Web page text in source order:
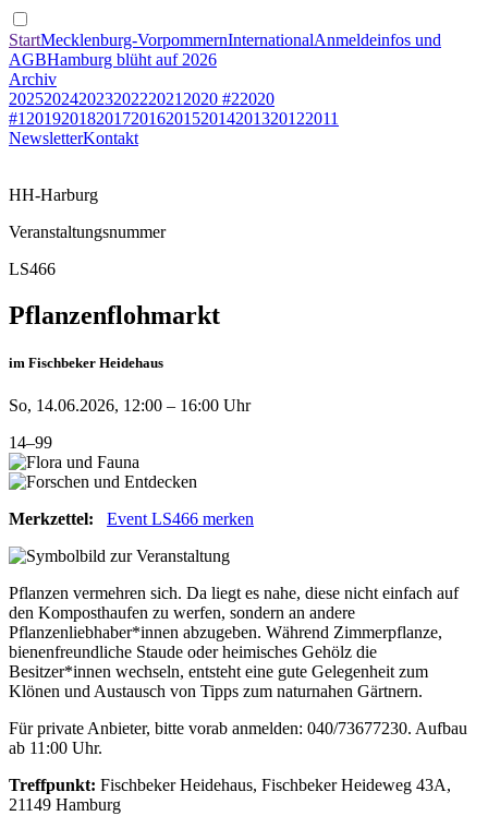
StartMecklenburg-VorpommernInternationalAnmeldeinfos und
AGBHamburg blüht auf 2026
Archiv
20252024202320222021 2020 #22020
#1 201920182017201620152014201320122011
NewsletterKontakt
HH-Harburg
Veranstaltungsnummer
LS466
Pflanzenflohmarkt
im Fischbeker Heidehaus
So, 14.06.2026, 12:00 – 16:00 Uhr
14–99
Merkzettel: Event LS466 merken
Pflanzen vermehren sich. Da liegt es nahe, diese nicht einfach auf
den Komposthaufen zu werfen, sondern an andere
Pflanzenliebhaber*innen abzugeben. Während Zimmerpflanze,
bienenfreundliche Staude oder heimisches Gehölz die
Besitzer*innen wechseln, entsteht eine gute Gelegenheit zum
Klönen und Austausch von Tipps zum naturnahen Gärtnern.
Für private Anbieter, bitte vorab anmelden: 040/73677230. Aufbau
ab 11:00 Uhr.
Treffpunkt: Fischbeker Heidehaus, Fischbeker Heideweg 43A,
21149 Hamburg